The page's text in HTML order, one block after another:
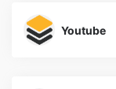
Youtube